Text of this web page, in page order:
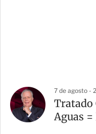
7 de agosto -
Tratado
Aguas